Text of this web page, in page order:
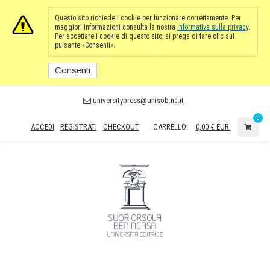
Questo sito richiede i cookie per funzionare correttamente. Per
maggiori informazioni consulta la nostra Informativa sulla privacy.
Per accettare i cookie di questo sito, si prega di fare clic sul
pulsante «Consenti».
Consenti
universitypress@unisob.na.it
ACCEDI REGISTRATI CHECKOUT CARRELLO: 0,00 € EUR
0